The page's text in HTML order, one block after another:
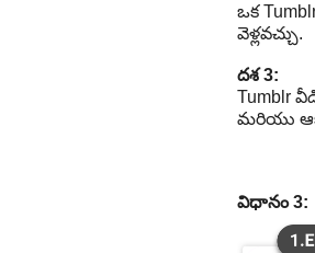
ఒక
వెళ్లవచ్చు.
దశ 3:
Tumblr
మరియు
విధానం 3: